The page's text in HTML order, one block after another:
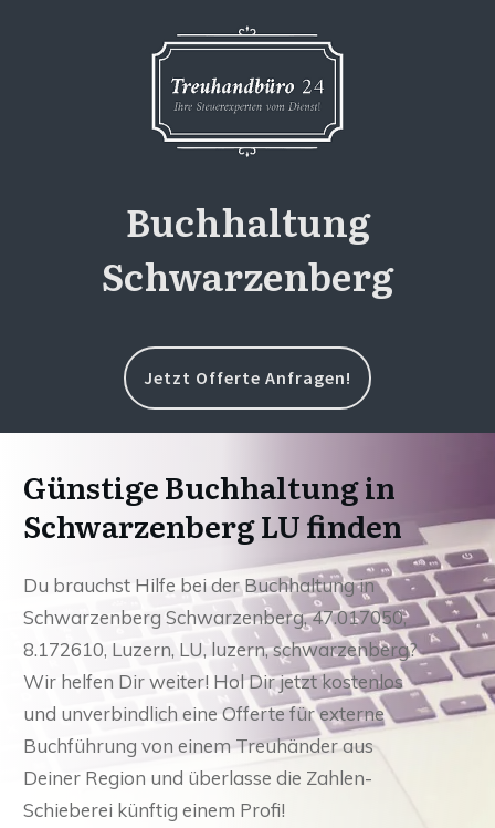
Buchhaltung
Schwarzenberg
Jetzt Offerte Anfragen!
Günstige Buchhaltung in
Schwarzenberg LU finden
Du brauchst Hilfe bei der Buchhaltung in
Schwarzenberg Schwarzenberg, 47.017050,
8.172610, Luzern, LU, luzern, schwarzenberg?
Wir helfen Dir weiter! Hol Dir jetzt kostenlos
und unverbindlich eine Offerte für externe
Buchführung von einem Treuhänder aus
Deiner Region und überlasse die Zahlen-
Schieberei künftig einem Profi!